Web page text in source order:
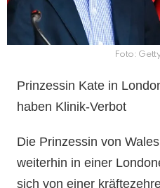
Foto:
Prinzessin Kate in
haben Klinik-Verbot
Die Prinzessin von
weiterhin in einer
sich von einer